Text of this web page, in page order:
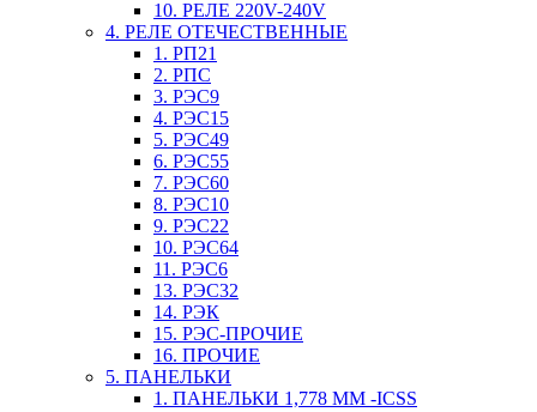
10. РЕЛЕ 220V-240V
4. РЕЛЕ ОТЕЧЕСТВЕННЫЕ
1. РП21
2. РПС
3. РЭС9
4. РЭС15
5. РЭС49
6. РЭС55
7. РЭС60
8. РЭС10
9. РЭС22
10. РЭС64
11. РЭС6
13. РЭС32
14. РЭК
15. РЭС-ПРОЧИЕ
16. ПРОЧИЕ
5. ПАНЕЛЬКИ
1. ПАНЕЛЬКИ 1,778 ММ -ICSS